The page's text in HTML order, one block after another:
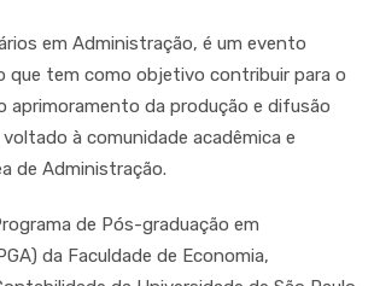
em Administração, é um evento
que tem como objetivo contribuir para o
aprimoramento da produção e difusão
à comunidade acadêmica e
de Administração.
de Pós-graduação em
da Faculdade de Economia,